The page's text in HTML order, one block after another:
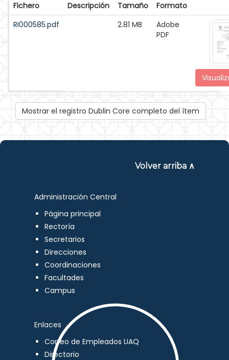
Fichero Descripción Tamaño
Formato
RI000585.pdf
2.81 MB
Adobe
PDF
Mostrar el registro Dublin Core completo del ítem
Volver arriba ∧
Administración Central
Página principal
Rectoría
Secretarios
Direcciones
Coordinaciones
Facultades
Campus
Enlaces
Correo de Empleados UAQ
Directorio